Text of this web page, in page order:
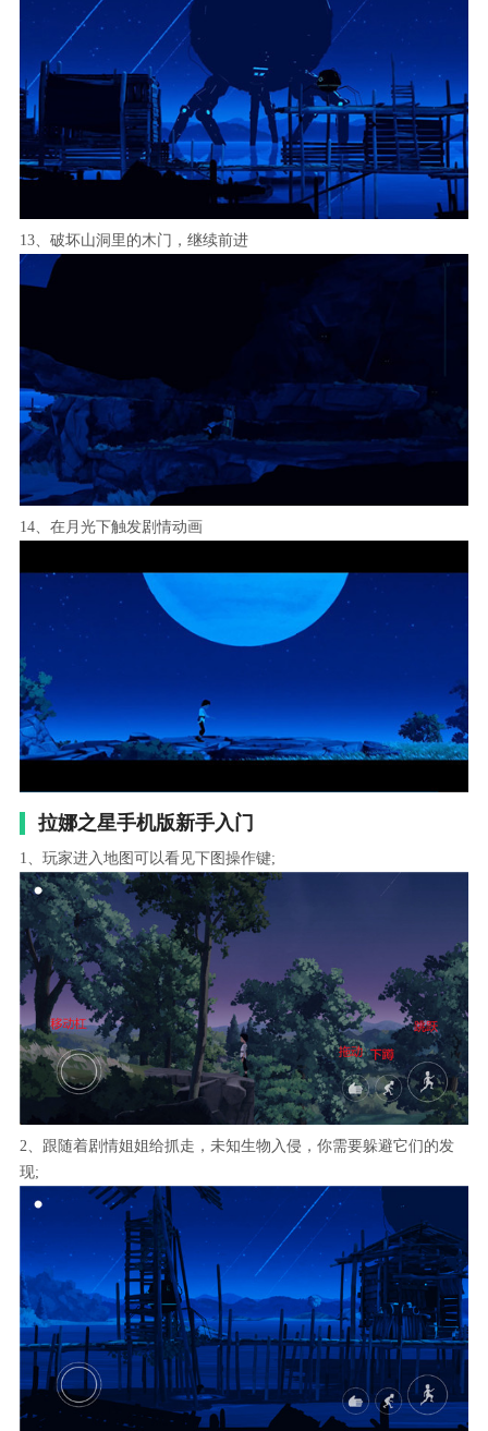
13、破坏山洞里的木门，继续前进
14、在月光下触发剧情动画
拉娜之星手机版新手入门
1、玩家进入地图可以看见下图操作键;
2、跟随着剧情姐姐给抓走，未知生物入侵，你需要躲避它们的发
现;